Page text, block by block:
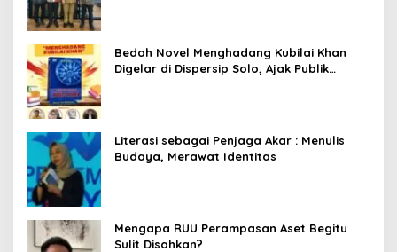
Bedah Novel Menghadang Kubilai Khan
Digelar di Dispersip Solo, Ajak Publik
Literasi sebagai Penjaga Akar : Menulis
Budaya, Merawat Identitas
Mengapa RUU Perampasan Aset Begitu
Sulit Disahkan?